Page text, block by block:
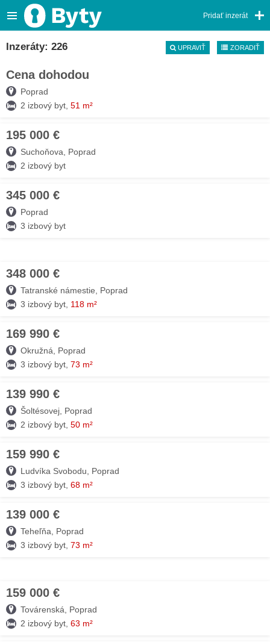
Pridať inzerát
Inzeráty: 226 UPRAVIŤ ZORADIŤ
Cena dohodou
Poprad
2 izbový byt, 51 m²
195 000 €
Suchoňova, Poprad
2 izbový byt
345 000 €
Poprad
3 izbový byt
348 000 €
Tatranské námestie, Poprad
3 izbový byt, 118 m²
169 990 €
Okružná, Poprad
3 izbový byt, 73 m²
139 990 €
Šoltésovej, Poprad
2 izbový byt, 50 m²
159 990 €
Ludvíka Svobodu, Poprad
3 izbový byt, 68 m²
139 000 €
Teheľňa, Poprad
3 izbový byt, 73 m²
159 000 €
Továrenská, Poprad
2 izbový byt, 63 m²